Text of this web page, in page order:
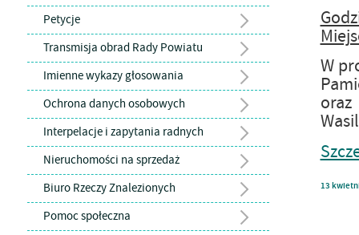
Petycje
Transmisja obrad Rady Powiatu
Imienne wykazy głosowania
Ochrona danych osobowych
Interpelacje i zapytania radnych
Nieruchomości na sprzedaż
Biuro Rzeczy Znalezionych
Pomoc społeczna
W
13